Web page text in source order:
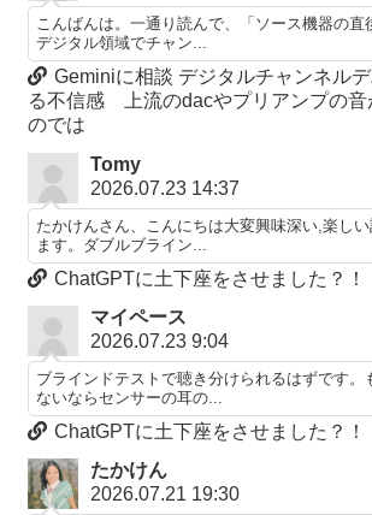
こんばんは。一通り読んで、「ソース機器の直
デジタル領域でチャン...
Geminiに相談 デジタルチャンネル
る不信感 上流のdacやプリアンプの音
のでは
Tomy
2026.07.23 14:37
たかけんさん、こんにちは大変興味深い,楽し
ます。ダブルブライン...
ChatGPTに土下座をさせました？！
マイペース
2026.07.23 9:04
ブラインドテストで聴き分けられるはずです。
ないならセンサーの耳の...
ChatGPTに土下座をさせました？！
たかけん
2026.07.21 19:30